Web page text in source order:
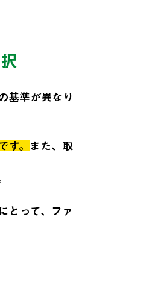
基準が異なり
す。
また、取
とって、ファ